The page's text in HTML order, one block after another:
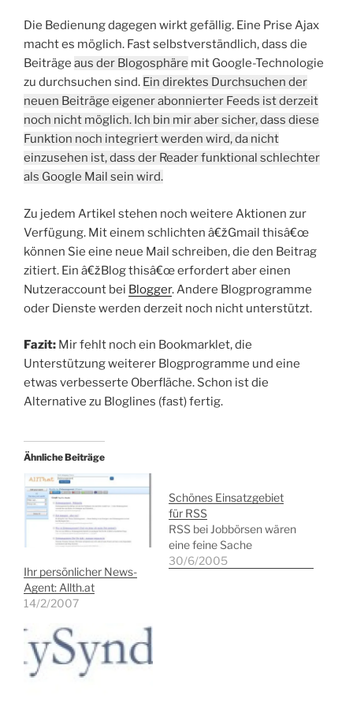
Die Bedienung dagegen wirkt gefällig. Eine Prise Ajax
macht es möglich. Fast selbstverständlich, dass die
Beiträge aus der Blogosphäre mit Google-Technologie
zu durchsuchen sind. Ein direktes Durchsuchen der
neuen Beiträge eigener abonnierter Feeds ist derzeit
noch nicht möglich. Ich bin mir aber sicher, dass diese
Funktion noch integriert werden wird, da nicht
einzusehen ist, dass der Reader funktional schlechter
als Google Mail sein wird.
Zu jedem Artikel stehen noch weitere Aktionen zur
Verfügung. Mit einem schlichten â€žGmail thisâ€œ
können Sie eine neue Mail schreiben, die den Beitrag
zitiert. Ein â€žBlog thisâ€œ erfordert aber einen
Nutzeraccount bei Blogger. Andere Blogprogramme
oder Dienste werden derzeit noch nicht unterstützt.
Fazit: Mir fehlt noch ein Bookmarklet, die
Unterstützung weiterer Blogprogramme und eine
etwas verbesserte Oberfläche. Schon ist die
Alternative zu Bloglines (fast) fertig.
Ähnliche Beiträge
Ihr persönlicher News-
Agent: Allth.at
14/2/2007
Schönes Einsatzgebiet
für RSS
RSS bei Jobbörsen wären
eine feine Sache
30/6/2005